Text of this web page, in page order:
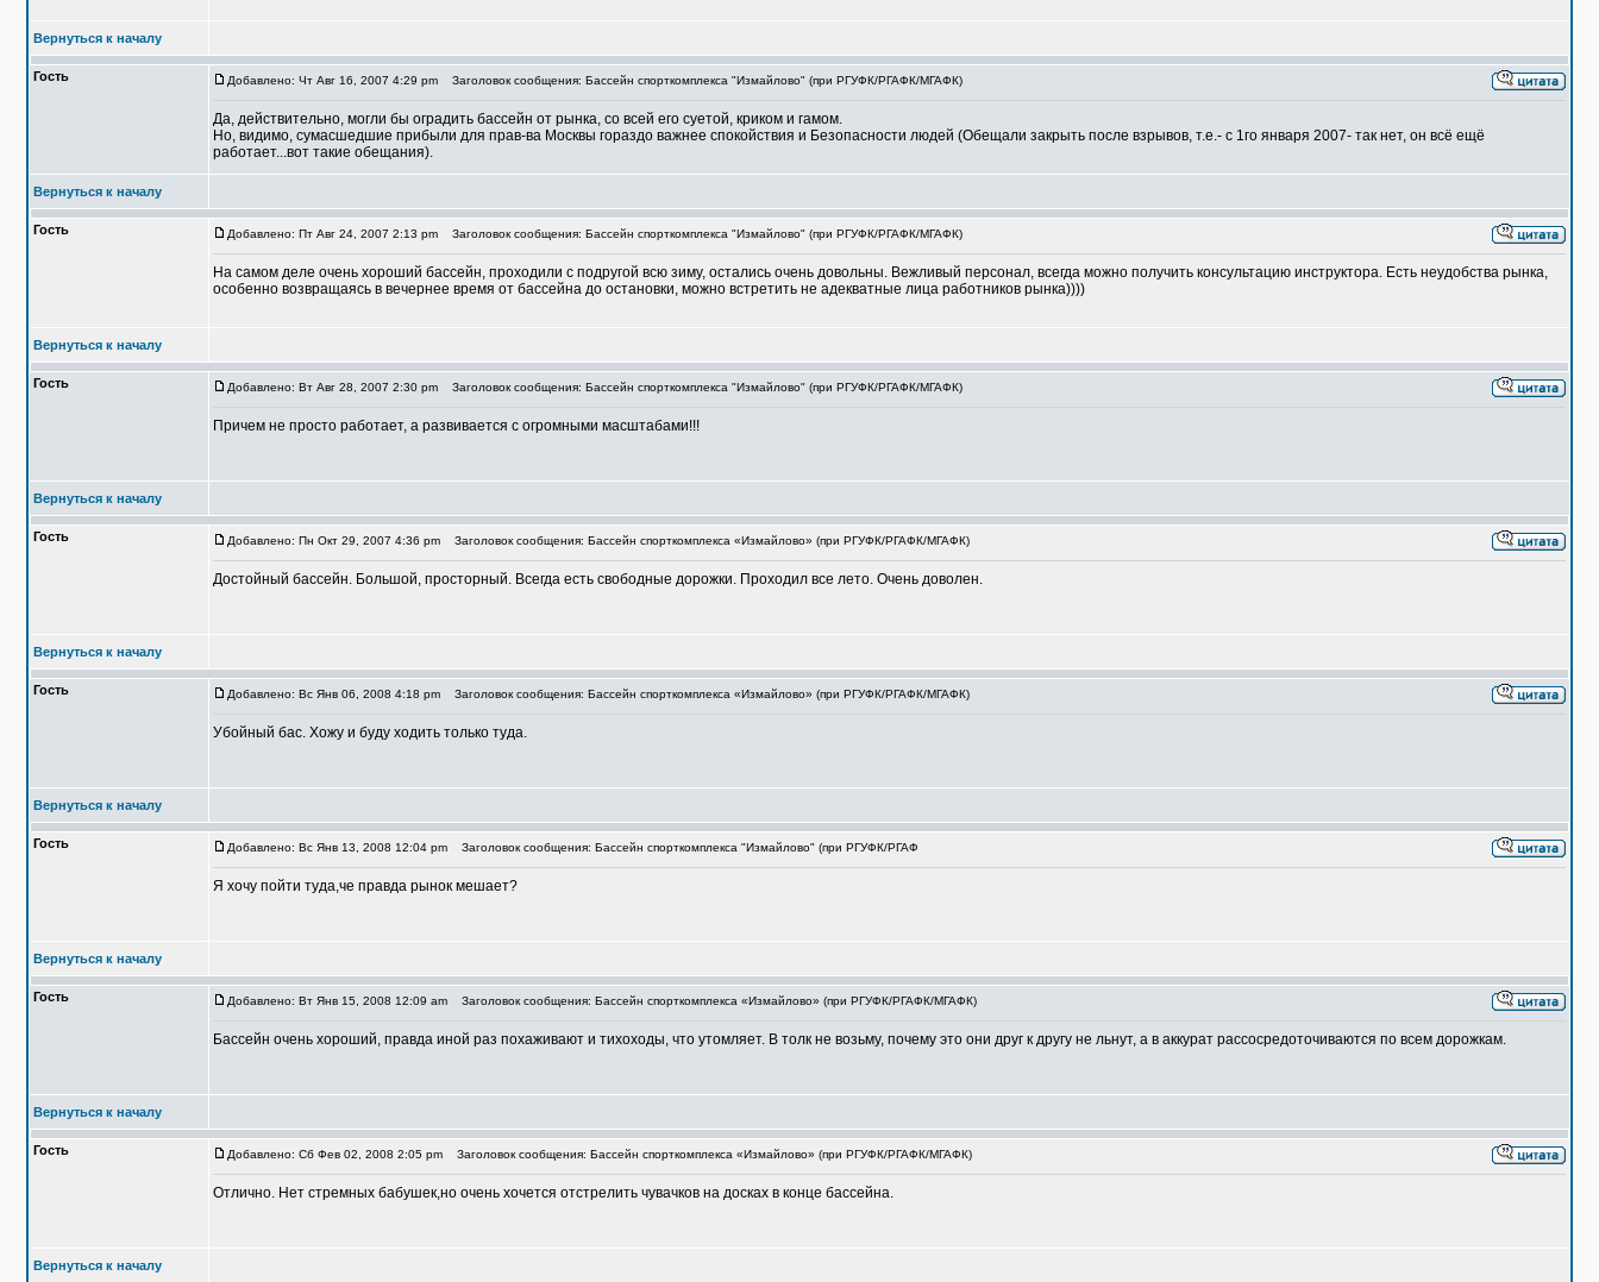
Вернуться к началу
Гость Добавлено: Чт Авг 16, 2007 4:29 pm Заголовок сообщения: Бассейн спорткомплекса "Измайлово" (при РГУФК/РГАФК/МГАФК)
Да, действительно, могли бы оградить бассейн от рынка, со всей его суетой, криком и гамом.
Но, видимо, сумасшедшие прибыли для прав-ва Москвы гораздо важнее спокойствия и Безопасности людей (Обещали закрыть после взрывов, т.е.- с 1го января 2007- так нет, он всё ещё
работает...вот такие обещания).
Вернуться к началу
Гость Добавлено: Пт Авг 24, 2007 2:13 pm Заголовок сообщения: Бассейн спорткомплекса "Измайлово" (при РГУФК/РГАФК/МГАФК)
На самом деле очень хороший бассейн, проходили с подругой всю зиму, остались очень довольны. Вежливый персонал, всегда можно получить консультацию инструктора. Есть неудобства рынка,
особенно возвращаясь в вечернее время от бассейна до остановки, можно встретить не адекватные лица работников рынка))))
Вернуться к началу
Гость Добавлено: Вт Авг 28, 2007 2:30 pm Заголовок сообщения: Бассейн спорткомплекса "Измайлово" (при РГУФК/РГАФК/МГАФК)
Причем не просто работает, а развивается с огромными масштабами!!!
Вернуться к началу
Гость Добавлено: Пн Окт 29, 2007 4:36 pm Заголовок сообщения: Бассейн спорткомплекса «Измайлово» (при РГУФК/РГАФК/МГАФК)
Достойный бассейн. Большой, просторный. Всегда есть свободные дорожки. Проходил все лето. Очень доволен.
Вернуться к началу
Гость Добавлено: Вс Янв 06, 2008 4:18 pm Заголовок сообщения: Бассейн спорткомплекса «Измайлово» (при РГУФК/РГАФК/МГАФК)
Убойный бас. Хожу и буду ходить только туда.
Вернуться к началу
Гость Добавлено: Вс Янв 13, 2008 12:04 pm Заголовок сообщения: Бассейн спорткомплекса "Измайлово" (при РГУФК/РГАФ
Я хочу пойти туда,че правда рынок мешает?
Вернуться к началу
Гость Добавлено: Вт Янв 15, 2008 12:09 am Заголовок сообщения: Бассейн спорткомплекса «Измайлово» (при РГУФК/РГАФК/МГАФК)
Бассейн очень хороший, правда иной раз похаживают и тихоходы, что утомляет. В толк не возьму, почему это они друг к другу не льнут, а в аккурат рассосредоточиваются по всем дорожкам.
Вернуться к началу
Гость Добавлено: Сб Фев 02, 2008 2:05 pm Заголовок сообщения: Бассейн спорткомплекса «Измайлово» (при РГУФК/РГАФК/МГАФК)
Отлично. Нет стремных бабушек,но очень хочется отстрелить чувачков на досках в конце бассейна.
Вернуться к началу